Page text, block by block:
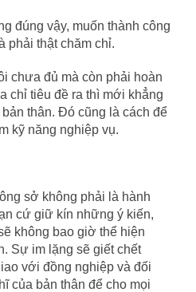
đúng vậy, muốn thành công
phải thật chăm chỉ.
chưa đủ mà còn phải hoàn
chỉ tiêu đề ra thì mới khẳng
thân. Đó cũng là cách để
kỹ năng nghiệp vụ.
sở không phải là hành
cứ giữ kín những ý kiến,
không bao giờ thể hiện
Sự im lặng sẽ giết chết
với đồng nghiệp và đối
của bản thân để cho mọi